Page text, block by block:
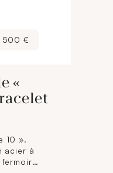
500 €
«
10 ».
acier à